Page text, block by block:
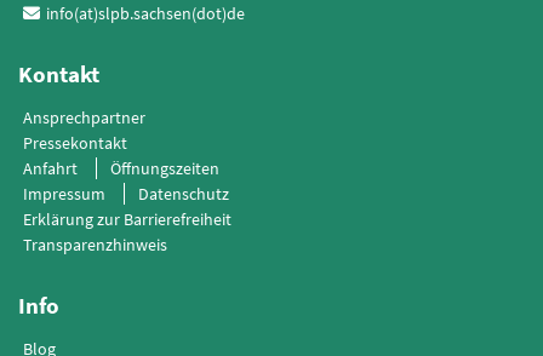
info(at)slpb.sachsen(dot)de
Kontakt
Ansprechpartner
Pressekontakt
Anfahrt
Öffnungszeiten
Impressum
Datenschutz
Erklärung zur Barrierefreiheit
Transparenzhinweis
Info
Blog